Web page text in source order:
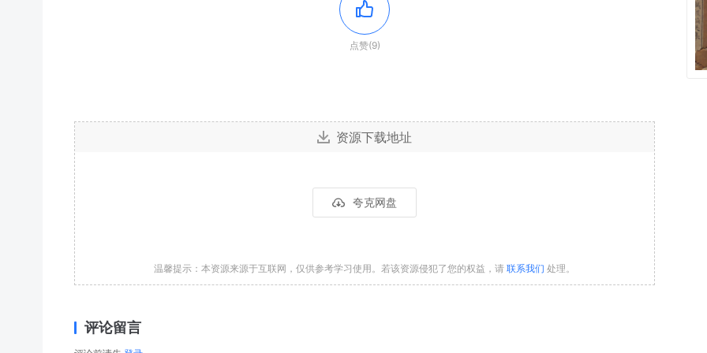
点赞(9)
资源下载地址
夸克网盘
温馨提示：本资源来源于互联网，仅供参考学习使用。若该资源侵犯了您的权益，请 联系我们 处理。
评论留言